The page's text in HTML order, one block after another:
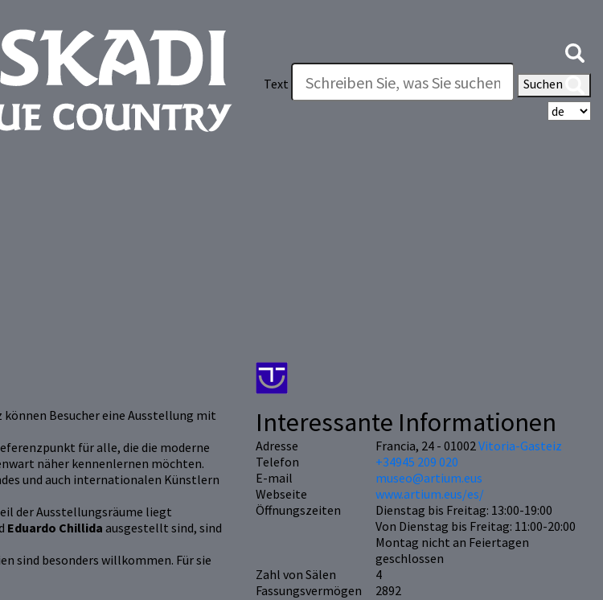
Text
Suchen
Besucher eine Ausstellung mit
für alle, die die moderne
näher kennenlernen möchten.
und auch internationalen Künstlern
der Ausstellungsräume liegt
Eduardo Chillida ausgestellt sind, sind
sind besonders willkommen. Für sie
Interessante Informationen
Adresse Francia, 24 - 01002Vitoria-Gasteiz
Telefon
+34945 209 020
E-mail
museo@artium.eus
Webseite
www.artium.eus/es/
Öffnungszeiten
Dienstag bis Freitag: 13:00-19:00
Von Dienstag bis Freitag: 11:00-20:00
Montag nicht an Feiertagen
geschlossen
Zahl von Sälen
4
Fassungsvermögen
2892